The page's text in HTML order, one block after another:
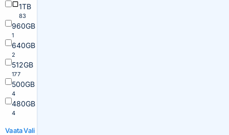
1TB
83
960GB
1
640GB
2
512GB
177
500GB
4
480GB
4
VaataVali